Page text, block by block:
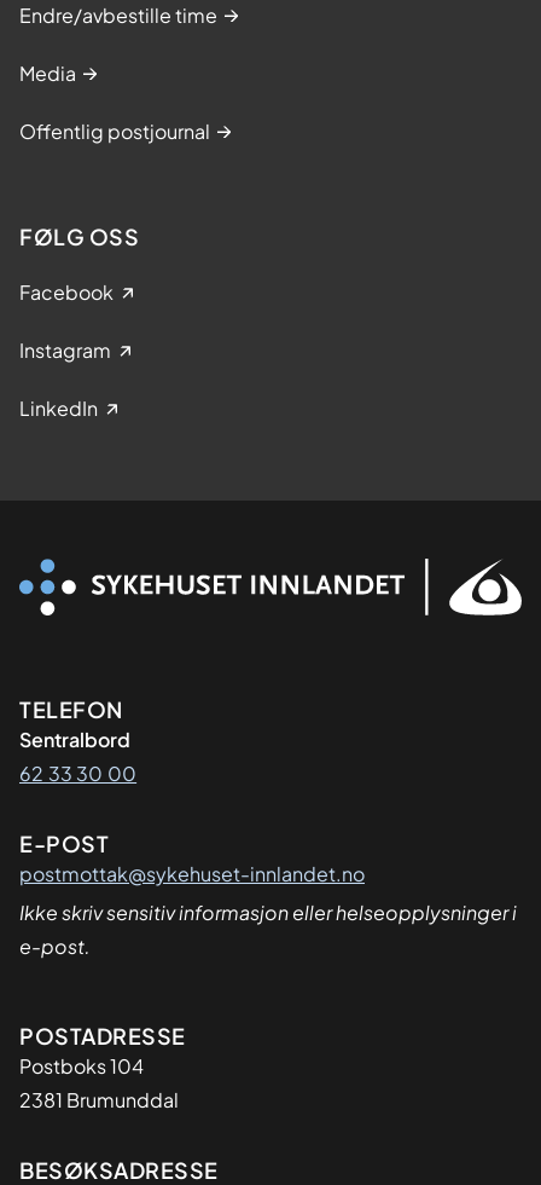
Endre/avbestille time
Media
Offentlig postjournal
FØLG OSS
Facebook
Instagram
LinkedIn
Kontaktinformasjon
TELEFON
Sentralbord
62 33 30 00
E-POST
postmottak@sykehuset-innlandet.no
Ikke skriv sensitiv informasjon eller helseopplysninger i
e-post.
Adresse
POSTADRESSE
Postboks 104
2381 Brumunddal
BESØKSADRESSE